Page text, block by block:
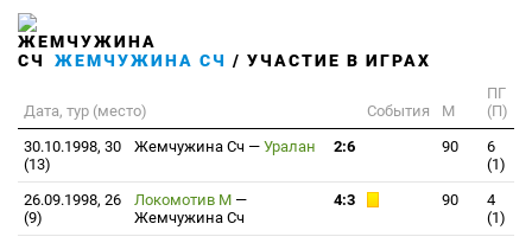
ЖЕМЧУЖИНА СЧ / УЧАСТИЕ В ИГРАХ
Дата, тур (место) События М
ПГ
(П)
30.10.1998, 30
(13)
Жемчужина Сч — Уралан 2:6 90
6
(1)
26.09.1998, 26
(9)
Локомотив М —
Жемчужина Сч
4:3 90
4
(1)